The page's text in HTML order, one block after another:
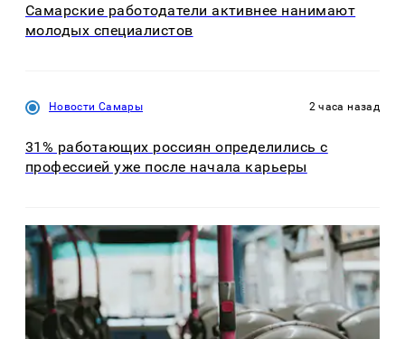
Самарские работодатели активнее нанимают
молодых специалистов
Новости Самары 2 часа назад
31% работающих россиян определились с
профессией уже после начала карьеры